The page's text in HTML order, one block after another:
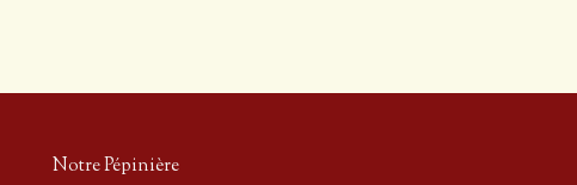
Notre Pépinière